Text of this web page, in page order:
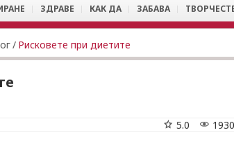
ЗДРАВЕ КАК ДА ЗАБАВА
/ Рисковете при диетите
1930
5.0